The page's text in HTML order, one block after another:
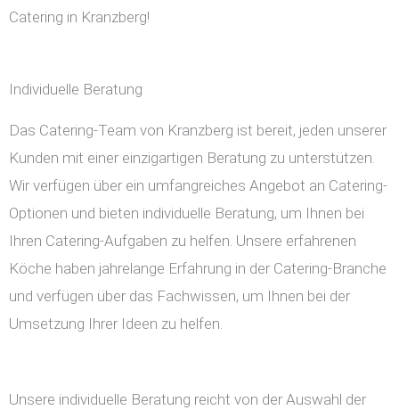
Catering in Kranzberg!
Individuelle Beratung
Das Catering-Team von Kranzberg ist bereit, jeden unserer
Kunden mit einer einzigartigen Beratung zu unterstützen.
Wir verfügen über ein umfangreiches Angebot an Catering-
Optionen und bieten individuelle Beratung, um Ihnen bei
Ihren Catering-Aufgaben zu helfen. Unsere erfahrenen
Köche haben jahrelange Erfahrung in der Catering-Branche
und verfügen über das Fachwissen, um Ihnen bei der
Umsetzung Ihrer Ideen zu helfen.
Unsere individuelle Beratung reicht von der Auswahl der